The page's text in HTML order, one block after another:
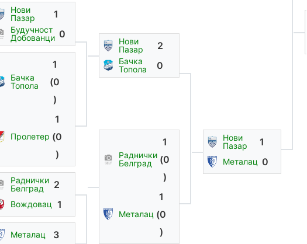
Нови
Пазар
1
Будучност
Добованци 0
Бачка
Топола
1
(0
)
Пролетер
1
(0
)
Раднички
Белград
2
Вождовац 1
Металац 3
Нови
Пазар
2
Бачка
Топола
0
Раднички
Белград
1
(0
)
Металац
1
(0
)
Нови
Пазар
1
Металац 0